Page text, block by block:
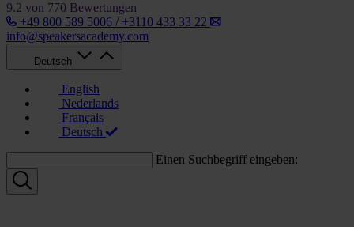
9.2 von 770 Bewertungen
+49 800 589 5006 / +3110 433 33 22
info@speakersacademy.com
Deutsch
English
Nederlands
Français
Deutsch
Einen Suchbegriff eingeben: